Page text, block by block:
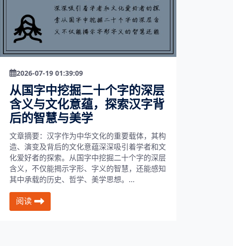
2026-07-19 01:39:09
从国字中挖掘二十个字的深层
含义与文化意蕴，探索汉字背
后的智慧与美学
文章摘要：汉字作为中华文化的重要载体，其构
造、演变及背后的文化意蕴深深吸引着学者和文
化爱好者的探索。从国字中挖掘二十个字的深层
含义，不仅能揭示字形、字义的智慧，还能感知
其中承载的历史、哲学、美学思想。...
阅读